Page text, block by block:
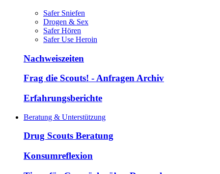
Safer Sniefen
Drogen & Sex
Safer Hören
Safer Use Heroin
Nachweiszeiten
Frag die Scouts! - Anfragen Archiv
Erfahrungsberichte
Beratung & Unterstützung
Drug Scouts Beratung
Konsumreflexion